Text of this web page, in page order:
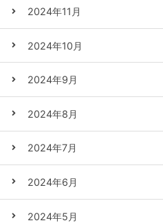
2024年11月
2024年10月
2024年9月
2024年8月
2024年7月
2024年6月
2024年5月